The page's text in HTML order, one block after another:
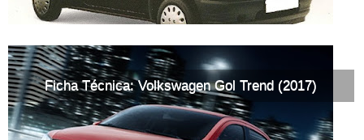
Ficha Técnica: Volkswagen Gol Trend (2017)